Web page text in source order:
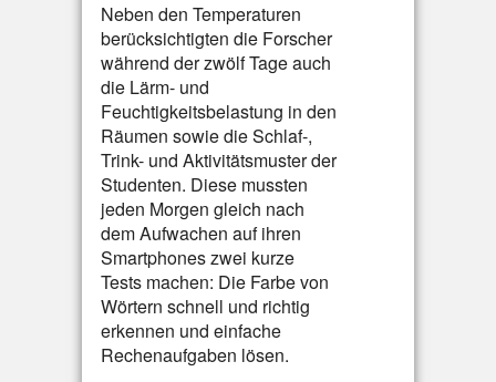
Neben den Temperaturen
berücksichtigten die Forscher
während der zwölf Tage auch
die Lärm- und
Feuchtigkeitsbelastung in den
Räumen sowie die Schlaf-,
Trink- und Aktivitätsmuster der
Studenten. Diese mussten
jeden Morgen gleich nach
dem Aufwachen auf ihren
Smartphones zwei kurze
Tests machen: Die Farbe von
Wörtern schnell und richtig
erkennen und einfache
Rechenaufgaben lösen.